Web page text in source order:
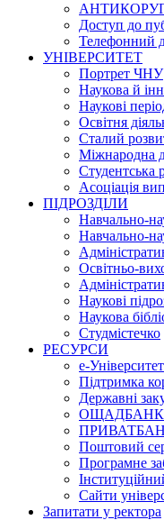
Доступ до
Телефонний
УНІВЕРСИТЕТ
Портрет ЧНУ
Наукова й
Наукові
Освітня
Сталий
Міжнародна
Студентська
Асоціація
ПІДРОЗДІЛИ
Навчально-
Навчально-
Освітньо-
Наукові
Наукова
Студмістечко
РЕСУРСИ
е-Університет
Підтримка
Державні
ОЩАДБАНК
Поштовий
Програмне
Сайти
Запитати у ректора